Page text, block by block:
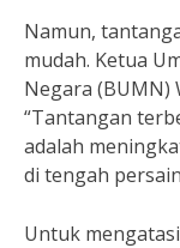
Namun,
mudah. Ketua
Negara (BUMN)
“Tantangan
adalah
di tengah
Untuk